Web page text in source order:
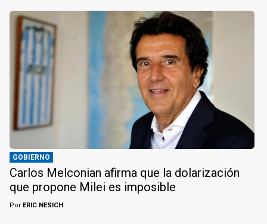
GOBIERNO
Carlos Melconian afirma que la dolarización
que propone Milei es imposible
Por ERIC NESICH